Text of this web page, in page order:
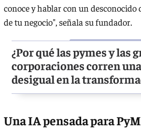
conoce y hablar con un desconocido
de tu negocio", señala su fundador.
¿Por qué las pymes y las
corporaciones corren
desigual en la
Una IA pensada para